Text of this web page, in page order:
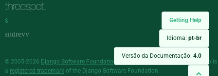
Getting Help
Idioma: pt-br
Versão da Documentação: 4.0
&
© 2005-2026 Django Software Foundation
and individual contributors. Django is
a registered trademark of the Django Software Foundation.